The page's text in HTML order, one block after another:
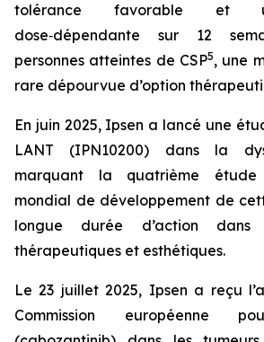
tolérance favorable et
dose‑dépendante sur 12
personnes atteintes de CSP5, une
rare dépourvue d’option
En juin 2025, Ipsen a lancé une
LANT (IPN10200) dans la
marquant la quatrième
mondial de développement de
longue durée d’action dans
thérapeutiques et esthétiques.
Le 23 juillet 2025, Ipsen a reçu
Commission européenne